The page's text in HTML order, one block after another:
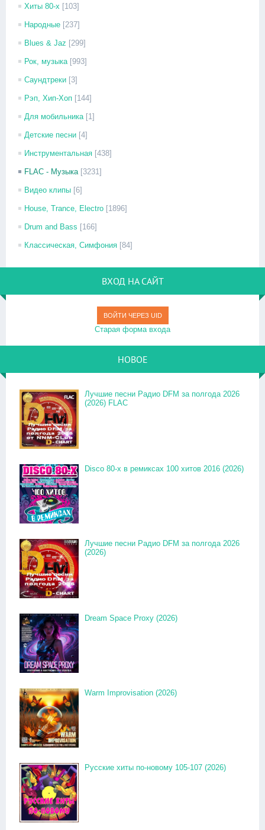
Хиты 80-х [103]
Народные [237]
Blues & Jaz [299]
Рок, музыка [993]
Саундтреки [3]
Рэп, Хип-Хоп [144]
Для мобильника [1]
Детские песни [4]
Инструментальная [438]
FLAC - Музыка [3231]
Видео клипы [6]
House, Trance, Electro [1896]
Drum and Bass [166]
Классическая, Симфония [84]
ВХОД НА САЙТ
ВОЙТИ ЧЕРЕЗ UID
Старая форма входа
НОВОЕ
Лучшие песни Радио DFM за полгода 2026
(2026) FLAC
Disco 80-x в ремиксах 100 хитов 2016 (2026)
Лучшие песни Радио DFM за полгода 2026
(2026)
Dream Space Proxy (2026)
Warm Improvisation (2026)
Русские хиты по-новому 105-107 (2026)